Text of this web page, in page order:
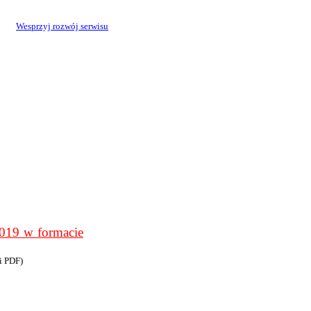
Wesprzyj rozwój serwisu
w formacie
PDF)